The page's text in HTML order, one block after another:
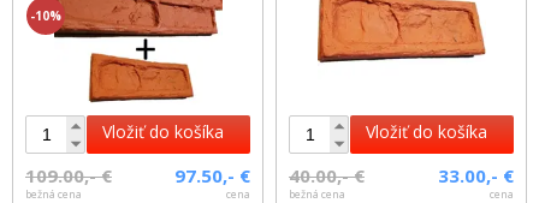
-10%
Vložiť do košíka
109.00,- €
bežná cena
97.50,- €
cena
Vložiť do košíka
40.00,- €
bežná cena
33.00,- €
cena